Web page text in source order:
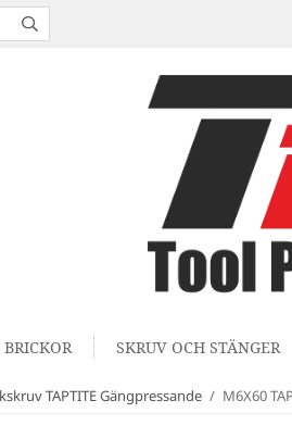
SKRUV OCH STÄNGER
TAPTITE Gängpressande / M6X60